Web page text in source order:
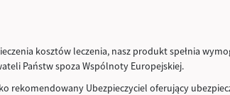
kosztów leczenia, nasz produkt spełnia
Państw spoza Wspólnoty Europejskiej.
rekomendowany Ubezpieczyciel oferujący